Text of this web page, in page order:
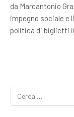
da Marcantonio
impegno sociale e
politica di biglietti